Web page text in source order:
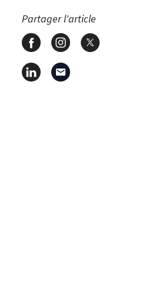
Partager l'article